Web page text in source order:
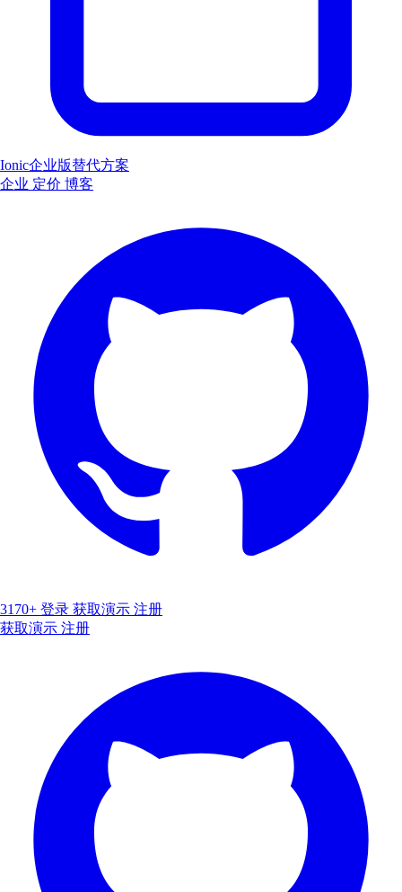
Ionic企业版替代方案
企业 定价 博客
3170+ 登录 获取演示 注册
获取演示 注册